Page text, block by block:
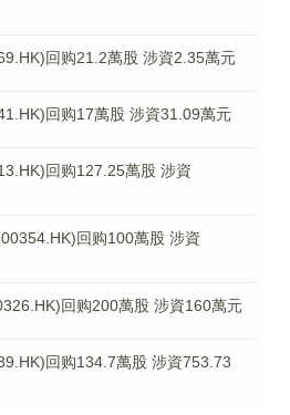
回购21.2萬股 涉資2.35萬元
回购17萬股 涉資31.09萬元
回购127.25萬股 涉資
回购100萬股 涉資
回购200萬股 涉資160萬元
回购134.7萬股 涉資753.73